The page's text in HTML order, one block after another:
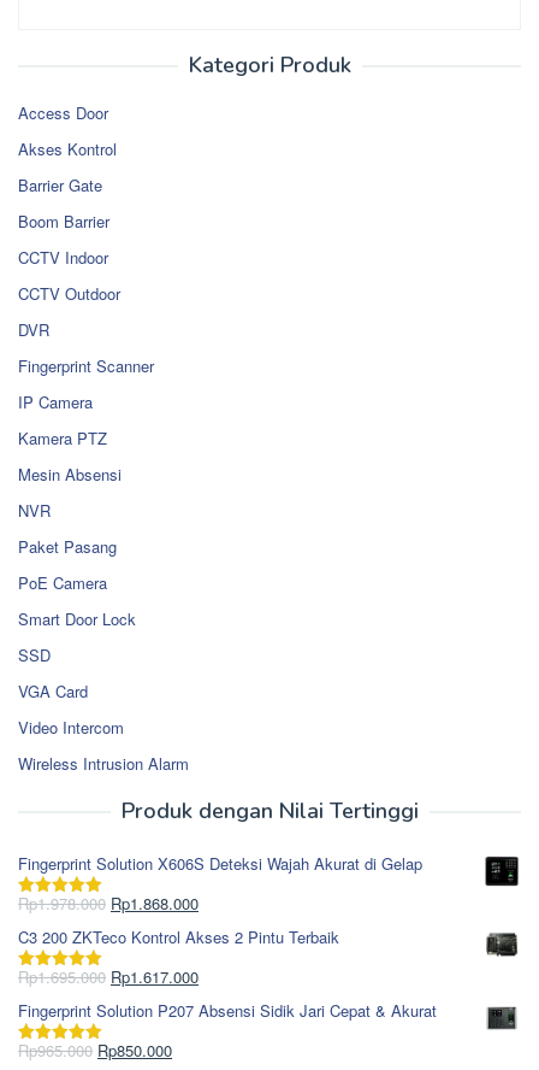
Kategori Produk
Access Door
Akses Kontrol
Barrier Gate
Boom Barrier
CCTV Indoor
CCTV Outdoor
DVR
Fingerprint Scanner
IP Camera
Kamera PTZ
Mesin Absensi
NVR
Paket Pasang
PoE Camera
Smart Door Lock
SSD
VGA Card
Video Intercom
Wireless Intrusion Alarm
Produk dengan Nilai Tertinggi
Fingerprint Solution X606S Deteksi Wajah Akurat di Gelap
Dinilai5.00
Rp1.978.000 Harga
adalah:
Rp1.978.000.
Rp1.868.000Harga
ini
adalah:
C3 200 ZKTeco Kontrol Akses 2 Pintu Terbaik
Dinilai5.00
Rp1.695.000 Harga
adalah:
Rp1.695.000.
Rp1.617.000Harga
ini
Fingerprint Solution P207 Absensi Sidik Jari Cepat & Akurat
Dinilai5.00
Rp965.000 Harga
Rp850.000Harga